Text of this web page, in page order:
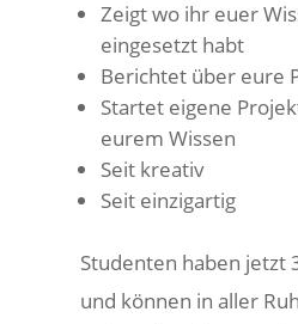
Zeigt wo ihr euer
eingesetzt habt
Berichtet über eure
Startet eigene
eurem Wissen
Seit kreativ
Seit einzigartig
Studenten haben jetzt
und können in aller